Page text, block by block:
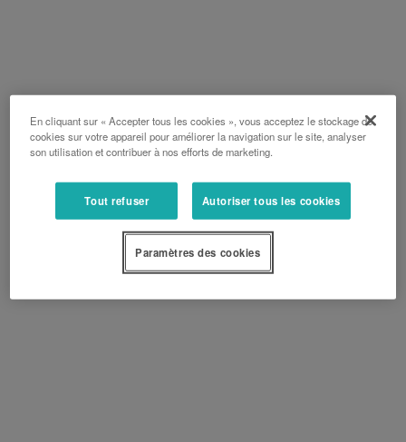
En cliquant sur « Accepter tous les cookies », vous acceptez le stockage de
cookies sur votre appareil pour améliorer la navigation sur le site, analyser
son utilisation et contribuer à nos efforts de marketing.
Tout refuser Autoriser tous les cookies
Paramètres des cookies